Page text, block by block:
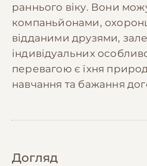
раннього віку. Вони
компаньйонами,
відданими друзями,
індивідуальних
перевагою є їхня
навчання та бажання
Догляд